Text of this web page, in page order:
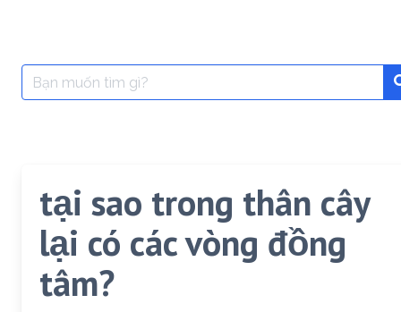
Search
for:
tại sao trong thân cây
lại có các vòng đồng
tâm?